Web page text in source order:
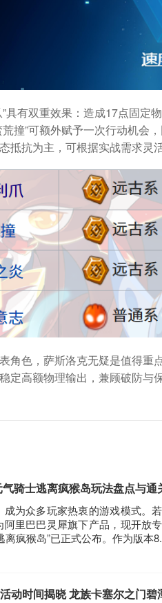
具有双重效果：造成17点固
撞”可额外赋予一次行动机会
抵抗为主，可根据实战需求灵
角色，萨斯洛克无疑是值得
定高额物理输出，兼顾破防与
骑士逃离疯猴岛玩法盘点与通
为众多玩家热衷的游戏模式。
里巴巴灵犀旗下产品，现开放
离疯猴岛”已正式公布。作为版
动时间揭晓 龙族卡塞尔之门